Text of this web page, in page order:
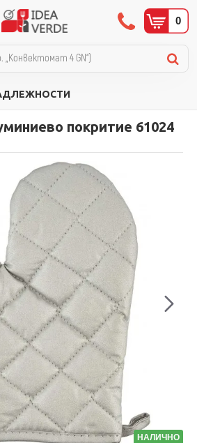
0
покритие 61024
НАЛИЧНО